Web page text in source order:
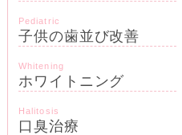
Pediatric
子供の歯並び改善
Whitening
ホワイトニング
Halitosis
口臭治療